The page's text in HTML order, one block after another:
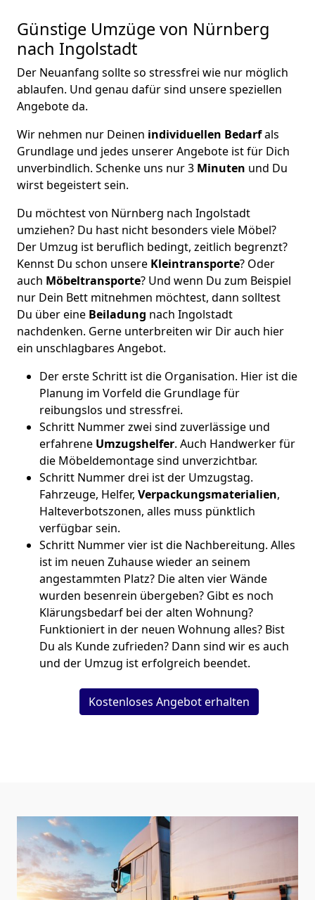
Günstige Umzüge von Nürnberg
nach Ingolstadt
Der Neuanfang sollte so stressfrei wie nur möglich
ablaufen. Und genau dafür sind unsere speziellen
Angebote da.
Wir nehmen nur Deinen individuellen Bedarfals
Grundlage und jedes unserer Angebote ist für Dich
unverbindlich. Schenke uns nur 3 Minuten und Du
wirst begeistert sein.
Du möchtest von Nürnberg nach Ingolstadt
umziehen? Du hast nicht besonders viele Möbel?
Der Umzug ist beruflich bedingt, zeitlich begrenzt?
Kennst Du schon unsere Kleintransporte? Oder
auch Möbeltransporte? Und wenn Du zum Beispiel
nur Dein Bett mitnehmen möchtest, dann solltest
Du über eine Beiladung nach Ingolstadt
nachdenken. Gerne unterbreiten wir Dir auch hier
ein unschlagbares Angebot.
Der erste Schritt ist die Organisation. Hier ist die
Planung im Vorfeld die Grundlage für
reibungslos und stressfrei.
Schritt Nummer zwei sind zuverlässige und
erfahrene Umzugshelfer. Auch Handwerker für
die Möbeldemontage sind unverzichtbar.
Schritt Nummer drei ist der Umzugstag.
Fahrzeuge, Helfer, Verpackungsmaterialien,
Halteverbotszonen, alles muss pünktlich
verfügbar sein.
Schritt Nummer vier ist die Nachbereitung. Alles
ist im neuen Zuhause wieder an seinem
angestammten Platz? Die alten vier Wände
wurden besenrein übergeben? Gibt es noch
Klärungsbedarf bei der alten Wohnung?
Funktioniert in der neuen Wohnung alles? Bist
Du als Kunde zufrieden? Dann sind wir es auch
und der Umzug ist erfolgreich beendet.
Kostenloses Angebot erhalten